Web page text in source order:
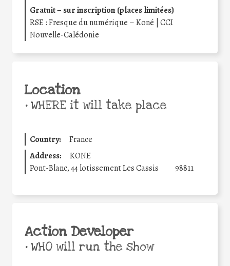
Gratuit – sur inscription (places limitées)
RSE : Fresque du numérique – Koné | CCI
Nouvelle-Calédonie
Location
•WHERE it will take place
Country:
France
Address:
KONE
Pont-Blanc, 44 lotissement Les Cassis
98811
Action Developer
•WHO will run the show